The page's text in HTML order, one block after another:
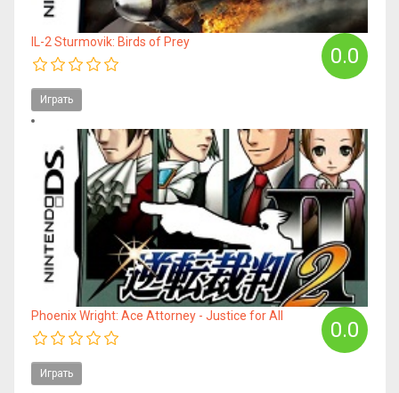
0.0
IL-2 Sturmovik: Birds of Prey
Играть
0.0
Phoenix Wright: Ace Attorney - Justice for All
Играть